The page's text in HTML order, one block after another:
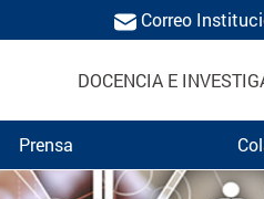
Correo
DOCENCIA E
Prensa